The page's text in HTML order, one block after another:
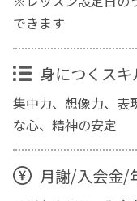
できます
身につくス
集中力、想像力、表
な心、精神の安定
月謝/入会金/